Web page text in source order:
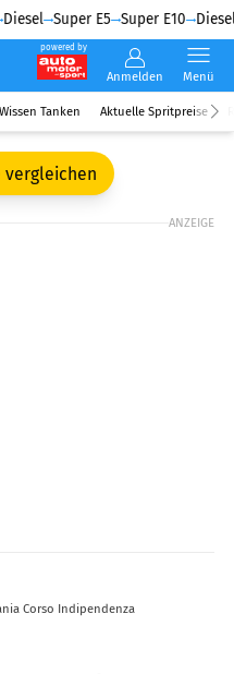
Super E5 Super E10 Diesel
powered by
Anmelden Menü
Wissen Tanken Aktuelle Spritpreise
vergleichen
ANZEIGE
Corso Indipendenza